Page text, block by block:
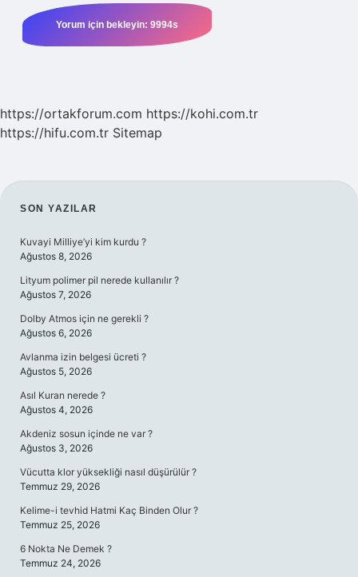
https://ortakforum.com https://kohi.com.tr
https://hifu.com.tr Sitemap
SIDEBAR
SON YAZILAR
Kuvayi Milliye’yi kim kurdu ?
Ağustos 8, 2026
Lityum polimer pil nerede kullanılır ?
Ağustos 7, 2026
Dolby Atmos için ne gerekli ?
Ağustos 6, 2026
Avlanma izin belgesi ücreti ?
Ağustos 5, 2026
Asıl Kuran nerede ?
Ağustos 4, 2026
Akdeniz sosun içinde ne var ?
Ağustos 3, 2026
Vücutta klor yüksekliği nasıl düşürülür ?
Temmuz 29, 2026
Kelime-i tevhid Hatmi Kaç Binden Olur ?
Temmuz 25, 2026
6 Nokta Ne Demek ?
Temmuz 24, 2026